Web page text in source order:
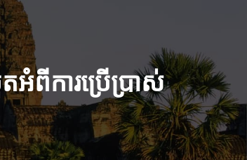
ពីការប្រើប្រាស់